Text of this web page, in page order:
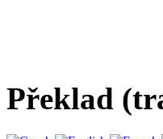
Překlad